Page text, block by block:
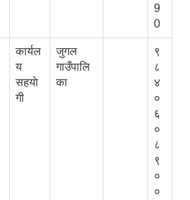
9
0
कार्यल
य
सहयाे
गी
जुगल
गाउँपालि
का
९
८
४
०
६
०
८
९
०
०